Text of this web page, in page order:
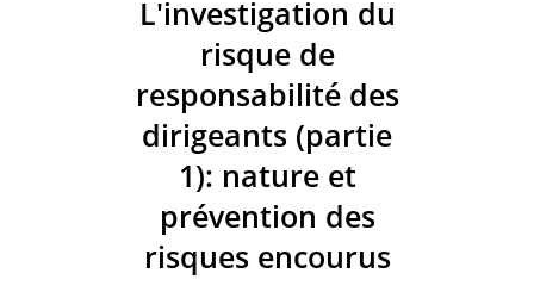
L'investigation du
risque de
responsabilité des
dirigeants (partie
1): nature et
prévention des
risques encourus